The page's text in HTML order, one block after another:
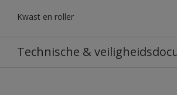
Kwast en roller
Technische &